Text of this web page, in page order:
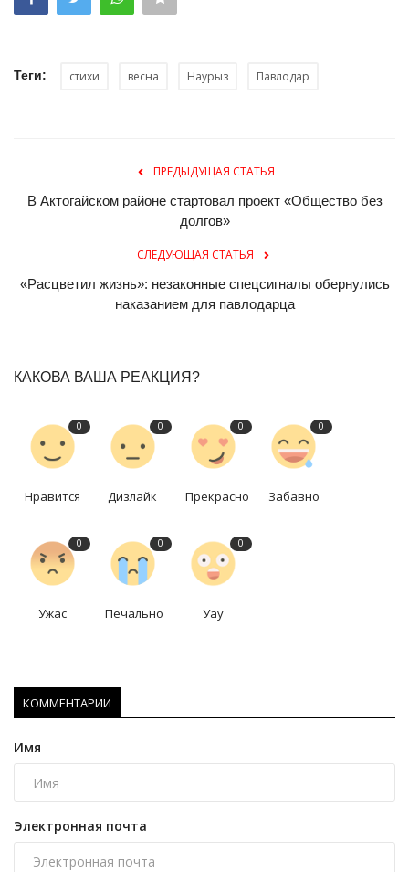
Теги: стихи весна Наурыз Павлодар
ПРЕДЫДУЩАЯ СТАТЬЯ
В Актогайском районе стартовал проект «Общество без
долгов»
СЛЕДУЮЩАЯ СТАТЬЯ
«Расцветил жизнь»: незаконные спецсигналы обернулись
наказанием для павлодарца
КАКОВА ВАША РЕАКЦИЯ?
0
Нравится
0
Дизлайк
0
Прекрасно
0
Забавно
0
Ужас
0
Печально
0
Уау
КОММЕНТАРИИ
Имя
Электронная почта